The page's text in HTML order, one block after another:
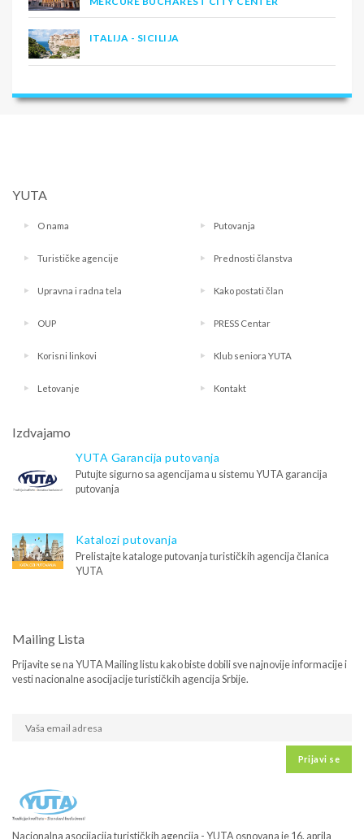
ITALIJA - SICILIJA
YUTA
O nama Putovanja
Turističke agencije Prednosti članstva
Upravna i radna tela Kako postati član
OUP PRESS Centar
Korisni linkovi Klub seniora YUTA
Letovanje Kontakt
Izdvajamo
YUTA Garancija putovanja
Putujte sigurno sa agencijama u sistemu YUTA garancija
putovanja
Katalozi putovanja
Prelistajte kataloge putovanja turističkih agencija članica
YUTA
Mailing Lista
Prijavite se na YUTA Mailing listu kako biste dobili sve najnovije informacije i
vesti nacionalne asocijacije turističkih agencija Srbije.
Prijavi se
Nacionalna asocijacija turističkih agencija - YUTA osnovana je 16. aprila